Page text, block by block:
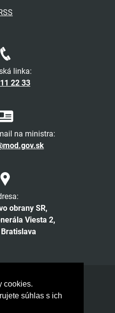
cookies.
súhlas s ich
linka:
22 33
na ministra:
obrany SR,
Viesta 2,
Instagram
YouTube